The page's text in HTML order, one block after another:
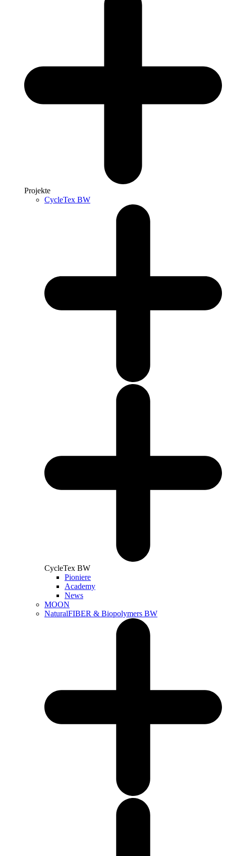
Projekte
CycleTex BW
CycleTex BW
Pioniere
Academy
News
MOON
NaturalFIBER & Biopolymers BW